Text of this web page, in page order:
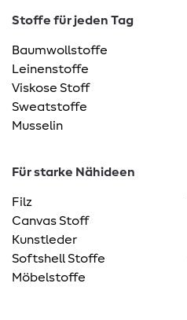
Stoffe für jeden Tag
Baumwollstoffe
Leinenstoffe
Viskose Stoff
Sweatstoffe
Musselin
Für starke Nähideen
Filz
Canvas Stoff
Kunstleder
Softshell Stoffe
Möbelstoffe